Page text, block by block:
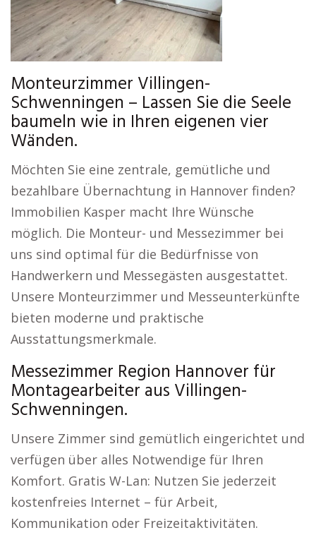
Monteurzimmer Villingen-
Schwenningen – Lassen Sie die Seele
baumeln wie in Ihren eigenen vier
Wänden.
Möchten Sie eine zentrale, gemütliche und
bezahlbare Übernachtung in Hannover finden?
Immobilien Kasper macht Ihre Wünsche
möglich. Die Monteur- und Messezimmer bei
uns sind optimal für die Bedürfnisse von
Handwerkern und Messegästen ausgestattet.
Unsere Monteurzimmer und Messeunterkünfte
bieten moderne und praktische
Ausstattungsmerkmale.
Messezimmer Region Hannover für
Montagearbeiter aus Villingen-
Schwenningen.
Unsere Zimmer sind gemütlich eingerichtet und
verfügen über alles Notwendige für Ihren
Komfort. Gratis W-Lan: Nutzen Sie jederzeit
kostenfreies Internet – für Arbeit,
Kommunikation oder Freizeitaktivitäten.